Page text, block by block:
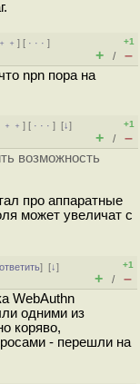
] [ · · ·]
+1
+ / –
npn пора на
] [ · · ·][↓]
+1
+ / –
возможность
про аппаратные
может увеличат с
ответить][↓]
+1
+ / –
WebAuthn
одними из
коряво,
- перешли на